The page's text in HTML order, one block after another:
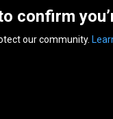
confirm
our community.